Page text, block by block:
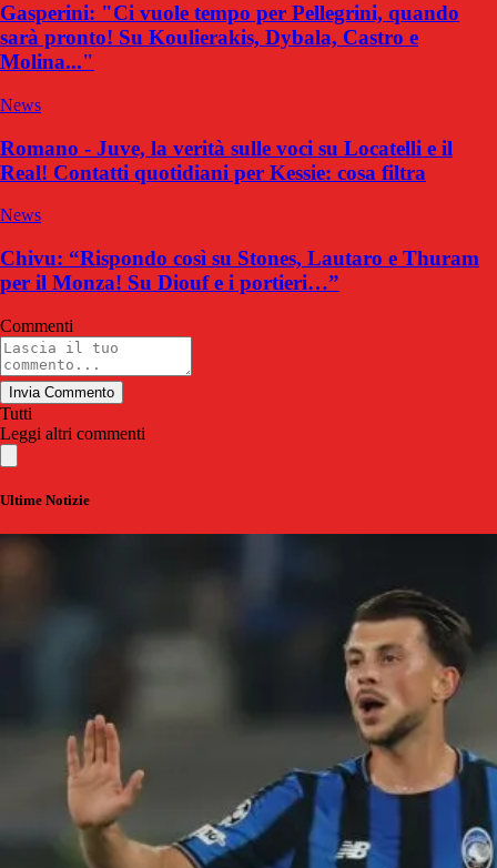
Gasperini: "Ci vuole tempo per Pellegrini, quando
sarà pronto! Su Koulierakis, Dybala, Castro e
Molina..."
News
Romano - Juve, la verità sulle voci su Locatelli e il
Real! Contatti quotidiani per Kessie: cosa filtra
News
Chivu: “Rispondo così su Stones, Lautaro e Thuram
per il Monza! Su Diouf e i portieri…”
Commenti
Invia Commento
Tutti
Leggi altri commenti
Ultime Notizie